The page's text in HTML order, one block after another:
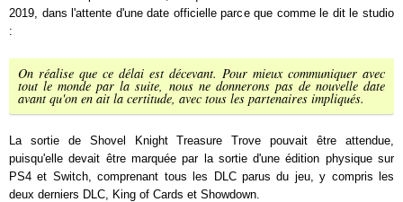
2019, dans l'attente d'une date officielle parce que comme le dit le studio
:
On réalise que ce délai est décevant. Pour mieux communiquer avec
tout le monde par la suite, nous ne donnerons pas de nouvelle date
avant qu'on en ait la certitude, avec tous les partenaires impliqués.
La sortie de Shovel Knight Treasure Trove pouvait être attendue,
puisqu'elle devait être marquée par la sortie d'une édition physique sur
PS4 et Switch, comprenant tous les DLC parus du jeu, y compris les
deux derniers DLC, King of Cards et Showdown.